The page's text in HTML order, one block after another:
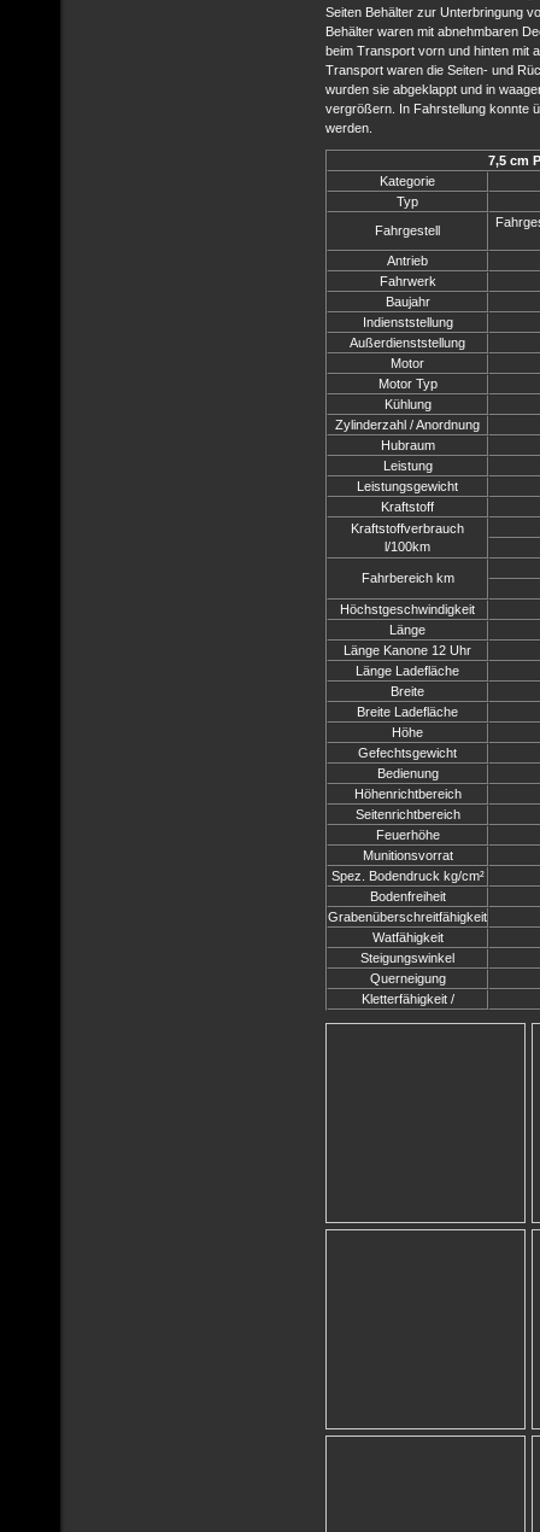
Seiten Behälter zur Unterbringung
Behälter waren mit abnehmbaren
beim Transport vorn und hinten mit
Transport waren die Seiten- und
wurden sie abgeklappt und in
vergrößern. In Fahrstellung konnte
werden.
7,5 cm
Kategorie
Typ
Fahrgestell
Antrieb
Fahrwerk
Baujahr
Indienststellung
Außerdienststellung
Motor
Motor Typ
Kühlung
Zylinderzahl / Anordnung
Hubraum
Leistung
Leistungsgewicht
Kraftstoff
Kraftstoffverbrauch
l/100km
Fahrbereich km
Höchstgeschwindigkeit
Länge
Länge Kanone 12 Uhr
Länge Ladefläche
Breite
Breite Ladefläche
Höhe
Gefechtsgewicht
Bedienung
Höhenrichtbereich
Seitenrichtbereich
Feuerhöhe
Munitionsvorrat
Spez. Bodendruck kg/cm²
Bodenfreiheit
Grabenüberschreitfähigkeit
Watfähigkeit
Steigungswinkel
Querneigung
Kletterfähigkeit /